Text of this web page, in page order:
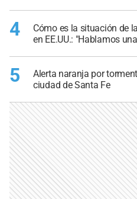
4
Cómo es la situación de
en EE.UU.: "Hablamos
5
Alerta naranja por
ciudad de Santa Fe